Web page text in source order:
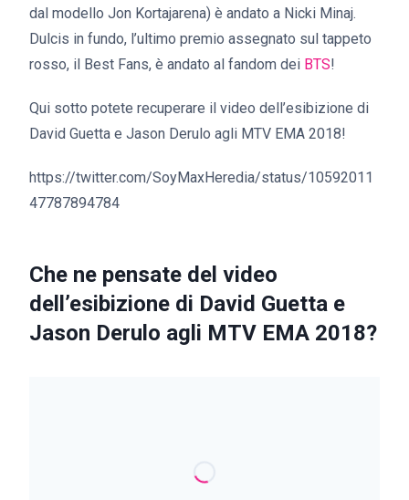
dal modello Jon Kortajarena) è andato a Nicki Minaj.
Dulcis in fundo, l’ultimo premio assegnato sul tappeto
rosso, il Best Fans, è andato al fandom dei BTS!
Qui sotto potete recuperare il video dell’esibizione di
David Guetta e Jason Derulo agli MTV EMA 2018!
https://twitter.com/SoyMaxHeredia/status/10592011
47787894784
Che ne pensate del video
dell’esibizione di David Guetta e
Jason Derulo agli MTV EMA 2018?